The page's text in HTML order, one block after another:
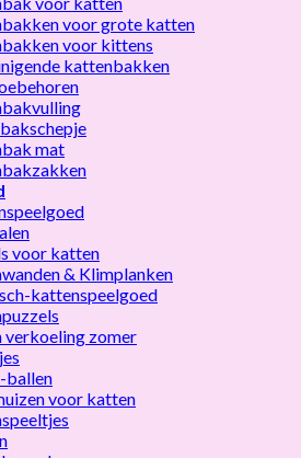
voor grote katten
voor kittens
kattenbakken
mat
voor katten
& Klimplanken
kattenspeelgoed
verkoeling zomer
ballen
voor katten